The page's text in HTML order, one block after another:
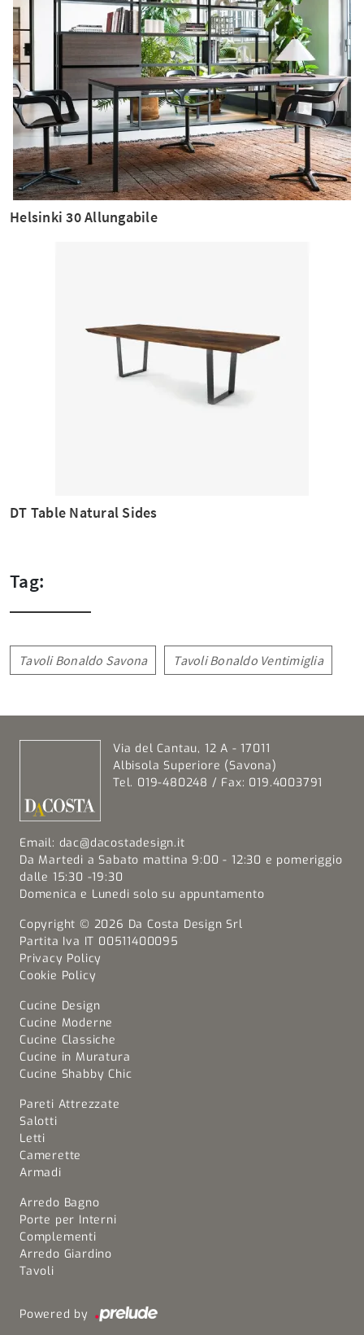
Helsinki 30 Allungabile
DT Table Natural Sides
Tag:
Tavoli Bonaldo Savona Tavoli Bonaldo Ventimiglia
Via del Cantau, 12 A - 17011
Albisola Superiore (Savona)
Tel. 019-480248 / Fax: 019.4003791
Email: dac@dacostadesign.it
Da Martedi a Sabato mattina 9:00 - 12:30 e pomeriggio
dalle 15:30 -19:30
Domenica e Lunedi solo su appuntamento
Copyright © 2026 Da Costa Design Srl
Partita Iva IT 00511400095
Privacy Policy
Cookie Policy
Cucine Design
Cucine Moderne
Cucine Classiche
Cucine in Muratura
Cucine Shabby Chic
Pareti Attrezzate
Salotti
Letti
Camerette
Armadi
Arredo Bagno
Porte per Interni
Complementi
Arredo Giardino
Tavoli
Powered by